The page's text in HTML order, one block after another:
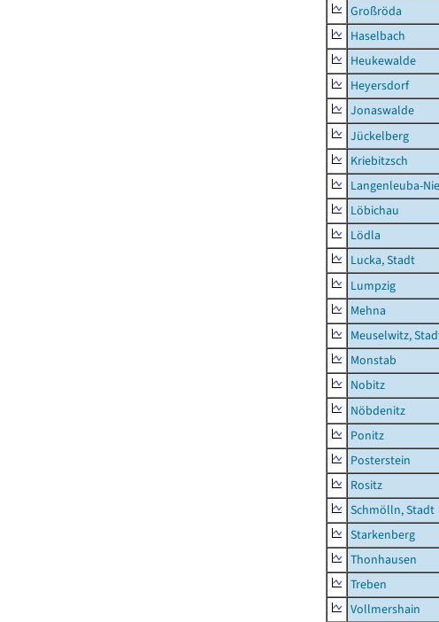
Großröda
Haselbach
Heukewalde
Heyersdorf
Jonaswalde
Jückelberg
Kriebitzsch
Langenleuba-
Löbichau
Lödla
Lucka, Stadt
Lumpzig
Mehna
Meuselwitz,
Monstab
Nobitz
Nöbdenitz
Ponitz
Posterstein
Rositz
Schmölln, Stadt
Starkenberg
Thonhausen
Treben
Vollmershain